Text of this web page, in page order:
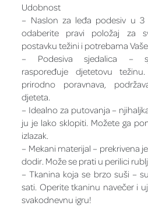
Udobnost
– Naslon za leđa podesiv u
odaberite pravi položaj za
postavku težini i potrebama
– Podesiva sjedalica –
raspoređuje djetetovu
prirodno poravnava,
djeteta.
– Idealno za putovanja –
ju je lako sklopiti. Možete ga
izlazak.
– Mekani materijal – prekrivena
dodir. Može se prati u perilici
– Tkanina koja se brzo suši –
sati. Operite tkaninu navečer i
svakodnevnu igru!